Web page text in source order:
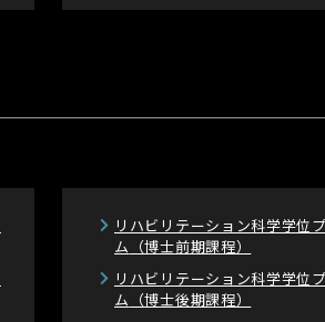
リハビリテーション科学学位
ム
（博士前期課程）
リハビリテーション科学学位
ム
（博士後期課程）